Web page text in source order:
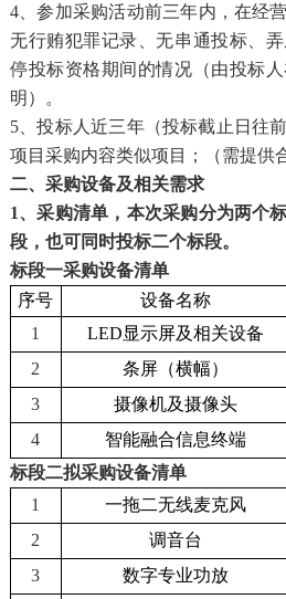
4、参加采购活动前三年内，在经
无行贿犯罪记录、无串通投标、
停投标资格期间的情况（由投标
明）。
5、投标人近三年（投标截止日往
项目采购内容类似项目；（需提供
二、采购设备及相关需求
1、采购清单，本次采购分为两个
段，也可同时投标二个标段。
标段一采购设备清单
序号
设备名称
1
LED显示屏及相关设备
2
条屏（横幅）
3
摄像机及摄像头
4
智能融合信息终端
标段二拟采购设备清单
1
一拖二无线麦克风
2
调音台
3
数字专业功放